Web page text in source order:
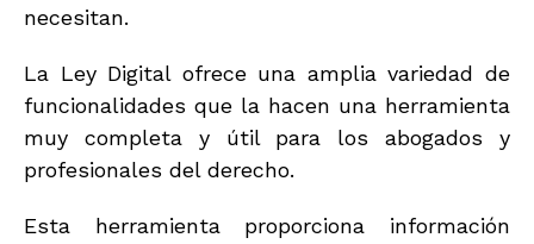
necesitan.
La Ley Digital ofrece una amplia variedad de
funcionalidades que la hacen una herramienta
muy completa y útil para los abogados y
profesionales del derecho.
Esta herramienta proporciona información